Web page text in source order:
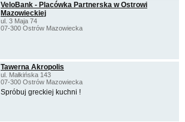
VeloBank - Placówka Partnerska w Ostrowi
Mazowieckiej
ul. 3 Maja 74
07-300 Ostrów Mazowiecka
Tawerna Akropolis
ul. Małkińska 143
07-300 Ostrów Mazowiecka
Spróbuj greckiej kuchni !